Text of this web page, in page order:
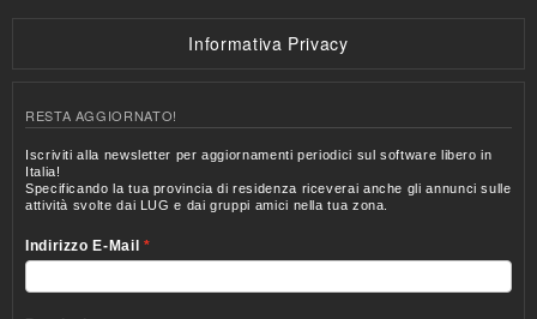
Informativa Privacy
RESTA AGGIORNATO!